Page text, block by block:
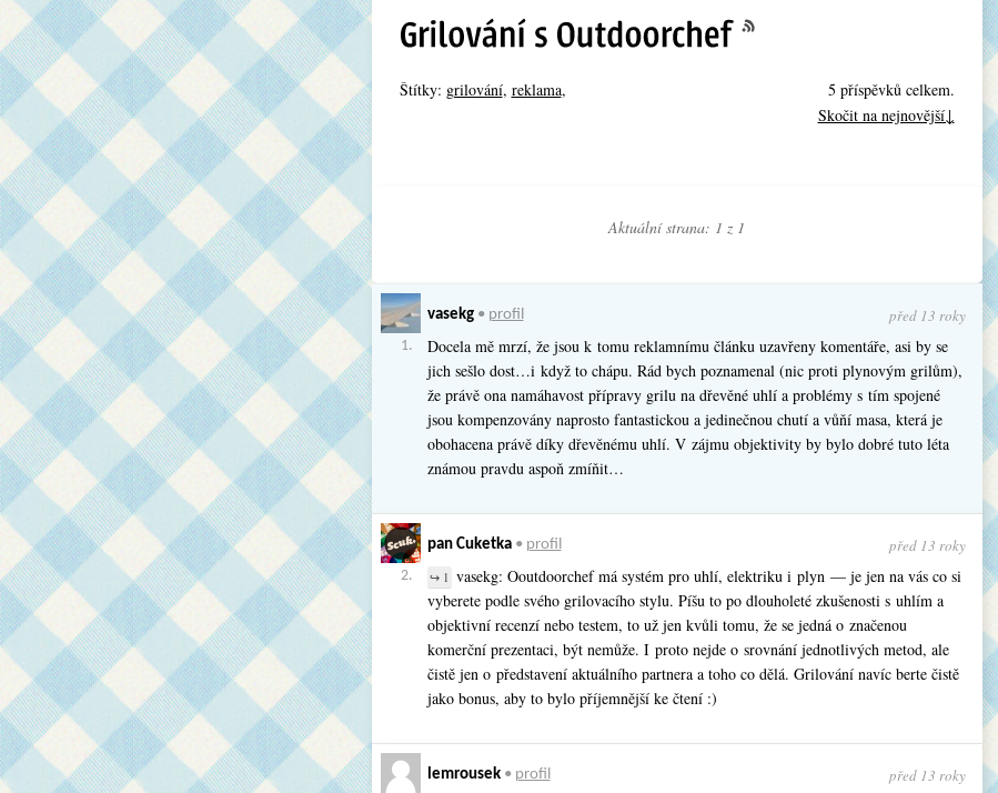
Štítky: grilování, reklama,
5 příspěvků celkem.
Skočit na nejnovější↓
Aktuální strana: 1 z 1
1.
vasekg• profil před 13 roky
Docela mě mrzí, že jsou k tomu reklamnímu článku uzavřeny komentáře, asi by se
jich sešlo dost…i když to chápu. Rád bych poznamenal (nic proti plynovým grilům),
že právě ona namáhavost přípravy grilu na dřevěné uhlí a problémy s tím spojené
jsou kompenzovány naprosto fantastickou a jedinečnou chutí a vůňí masa, která je
obohacena právě díky dřevěnému uhlí. V zájmu objektivity by bylo dobré tuto léta
známou pravdu aspoň zmíňit…
2.
pan Cuketka• profil před 13 roky
↪ 1 vasekg: Ooutdoorchef má systém pro uhlí, elektriku i plyn — je jen na vás co si
vyberete podle svého grilovacího stylu. Píšu to po dlouholeté zkušenosti s uhlím a
objektivní recenzí nebo testem, to už jen kvůli tomu, že se jedná o značenou
komerční prezentaci, být nemůže. I proto nejde o srovnání jednotlivých metod, ale
čistě jen o představení aktuálního partnera a toho co dělá. Grilování navíc berte čistě
jako bonus, aby to bylo příjemnější ke čtení :)
lemrousek• profil před 13 roky